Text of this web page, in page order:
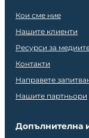
Кои сме ние
Нашите клиенти
Ресурси за
Контакти
Направете
Нашите партньори
Допълнителна